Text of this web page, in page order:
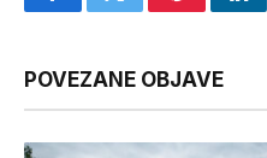
FacebookTwitterPinterest
POVEZANE OBJAVE